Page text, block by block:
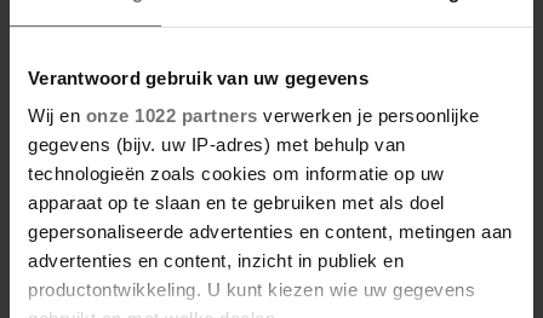
Verantwoord gebruik van uw gegevens
Wij en onze 1022 partners verwerken je persoonlijke
gegevens (bijv. uw IP-adres) met behulp van
technologieën zoals cookies om informatie op uw
apparaat op te slaan en te gebruiken met als doel
gepersonaliseerde advertenties en content, metingen aan
advertenties en content, inzicht in publiek en
productontwikkeling. U kunt kiezen wie uw gegevens
zo koeltjes? Interesseert het je wel? Hij is je
vreemdgaan en dat siert hem, maar jij toont
minachting in plaats van respect. God zeg, een
vent die zóveel van zijn gezin houdt dat hij er
alles aan doet om dwars tegen zijn gevoel in te
gaan, die zou je niet nog verder de vernieling
in moeten helpen. Ga dus vooral zo door; drijf
hem nog maar verder van je af, recht in de